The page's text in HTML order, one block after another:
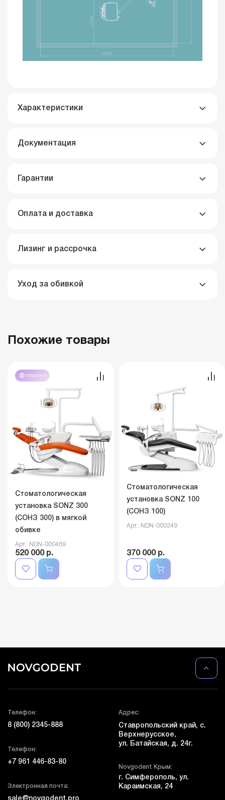
Характеристики
Документация
Гарантии
Оплата и доставка
Лизинг и рассрочка
Уход за обивкой
Похожие товары
подарки
Стоматологическая
установка SONZ 300
(СОНЗ 300) в мягкой
обивке
Арт.: NDN-000469
520 000 р.
Стоматологическая
установка SONZ 100
(СОНЗ 100)
Арт.: NDN-000249
370 000 р.
Телефон:
8 (800) 2345-888
Телефон:
+7 961 446-83-80
Электронная почта:
sale@novgodent.pro
Адрес:
Ставропольский край, с.
Верхнерусское,
ул. Батайская, д. 24г.
Novgodent Крым:
г. Симферополь, ул.
Караимская, 24